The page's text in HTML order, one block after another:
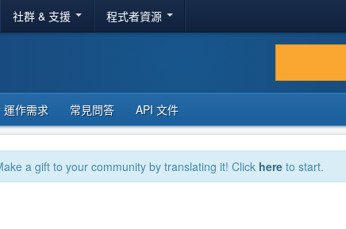
社群 & 支援 程式者資源
運作需求 常見問答 API 文件
a gift to your community by translating it! Click here to start.